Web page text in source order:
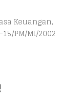
Keuangan,
PM/MI/2002